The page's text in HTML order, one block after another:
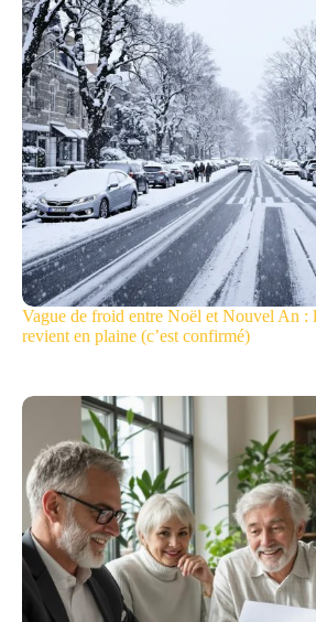
Vague de froid entre Noël et Nouvel An :
revient en plaine (c’est confirmé)